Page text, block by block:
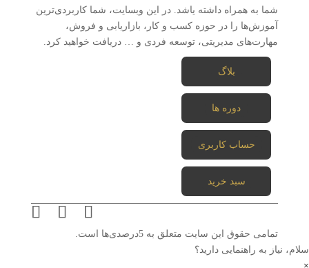
شما به همراه داشته یاشد. در این وبسایت، شما کاربردی‌ترین
آموزش‌ها را در حوزه کسب و کار، بازاریابی و فروش،
مهارت‌های مدیریتی، توسعه فردی و … دریافت خواهید کرد.
بلاگ
دوره ها
حساب کاربری
سبد خرید
تمامی حقوق این سایت متعلق به 5درصدی‌ها است.
سلام، نیاز به راهنمایی دارید؟
×